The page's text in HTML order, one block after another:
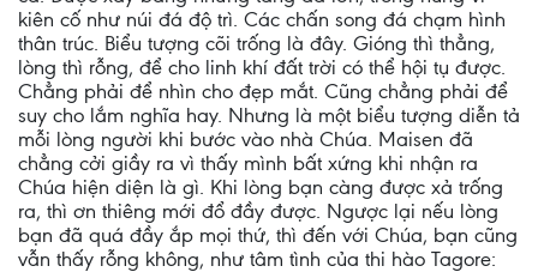
kiên cố như núi đá độ trì. Các chấn song đá chạm hình
thân trúc. Biểu tượng cõi trống là đây. Gióng thì thẳng,
lòng thì rỗng, để cho linh khí đất trời có thể hội tụ được.
Chẳng phải để nhìn cho đẹp mắt. Cũng chẳng phải để
suy cho lắm nghĩa hay. Nhưng là một biểu tượng diễn tả
mỗi lòng người khi bước vào nhà Chúa. Maisen đã
chẳng cởi giầy ra vì thấy mình bất xứng khi nhận ra
Chúa hiện diện là gì. Khi lòng bạn càng được xả trống
ra, thì ơn thiêng mới đổ đầy được. Ngược lại nếu lòng
bạn đã quá đầy ắp mọi thứ, thì đến với Chúa, bạn cũng
vẫn thấy rỗng không, như tâm tình của thi hào Tagore: